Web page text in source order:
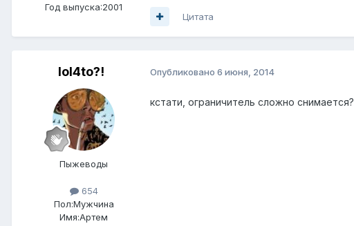
Год выпуска:2001
Цитата
lol4to?!
Пыжеводы
654
Пол:Мужчина
Имя:Артем
Опубликовано 6 июня, 2014
кстати, ограничитель сложно снимается?